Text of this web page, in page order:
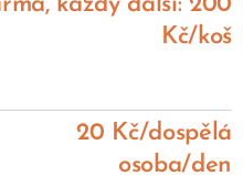
Kč/koš
20 Kč/dospělá
osoba/den